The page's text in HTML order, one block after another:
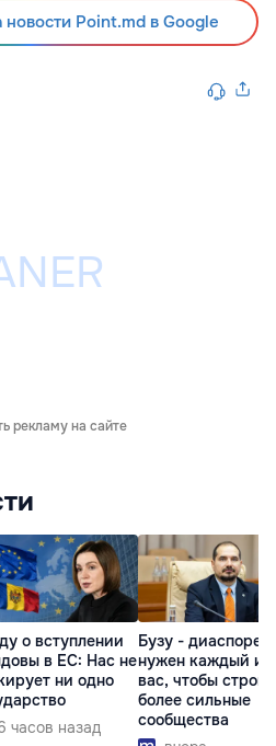
Point.md в Google
рекламу на сайте
о вступлении
в ЕС: Нас не
ни одно
часов назад
Бузу - диаспоре:
нужен каждый из
вас, чтобы
более сильные
сообщества